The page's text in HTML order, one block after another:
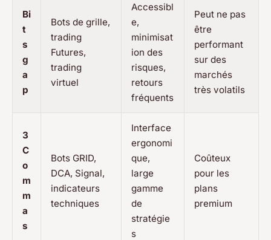
Bi
t
s
g
a
p
Bots de grille,
trading
Futures,
trading
virtuel
Accessibl
e,
minimisat
ion des
risques,
retours
fréquents
Peut ne pas
être
performant
sur des
marchés
très volatils
3
C
o
m
m
a
s
Bots GRID,
DCA, Signal,
indicateurs
techniques
Interface
ergonomi
que,
large
gamme
de
stratégie
s
Coûteux
pour les
plans
premium